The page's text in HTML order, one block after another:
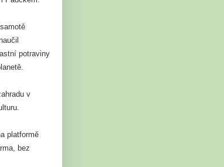
potraviny
v
platformě
bez